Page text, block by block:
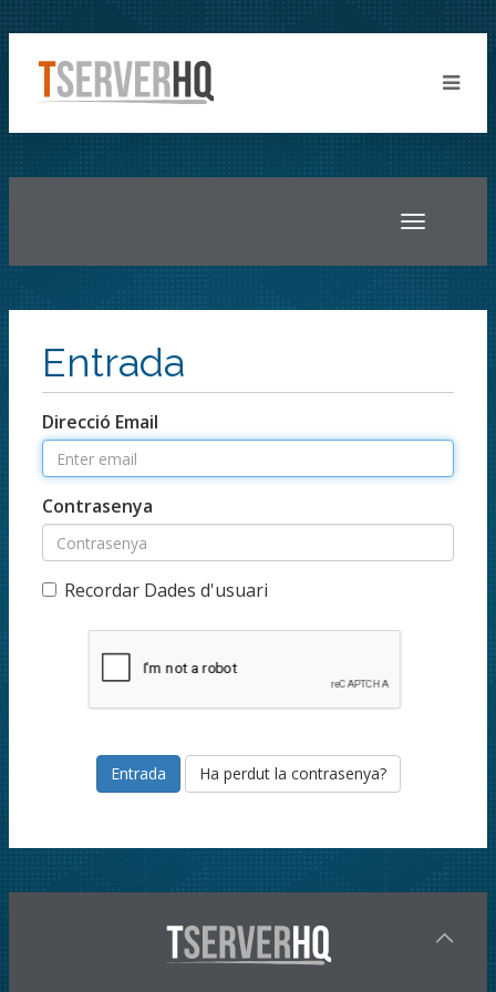
Toggle
Entrada
Direcció Email
Contrasenya
Recordar Dades d'usuari
Ha perdut la contrasenya?